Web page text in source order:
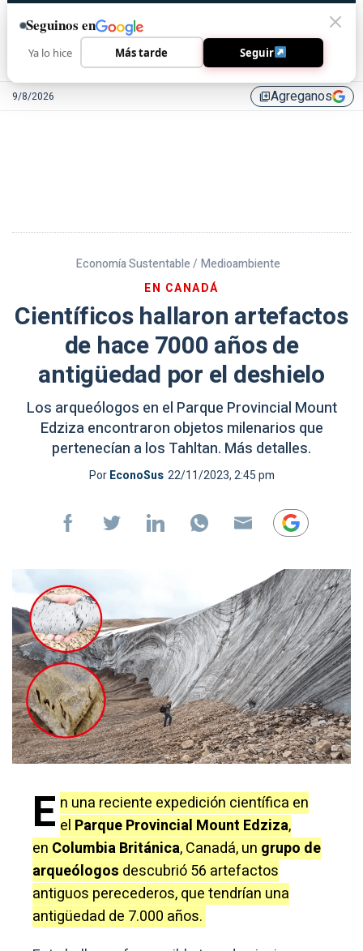
9/8/2026 library_addAgreganos
Economía Sustentable / Medioambiente
EN CANADÁ
Científicos hallaron artefactos
de hace 7000 años de
antigüedad por el deshielo
Los arqueólogos en el Parque Provincial Mount
Edziza encontraron objetos milenarios que
pertenecían a los Tahltan. Más detalles.
PorEconoSus 22/11/2023, 2:45 pm
E n una reciente expedición científica en
el Parque Provincial Mount Edziza,
en Columbia Británica, Canadá, un grupo de
arqueólogos descubrió 56 artefactos
antiguos perecederos, que tendrían una
antigüedad de 7.000 años.
Seguinos en
Ya lo hice Más tarde Seguir